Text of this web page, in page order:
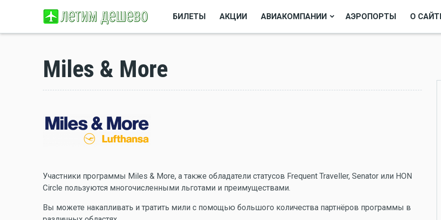
БИЛЕТЫ АКЦИИ АВИАКОМПАНИИ АЭРОПОРТЫ О
Miles & More
Участники программы Miles & More, а также обладатели статусов Frequent Traveller, Senator или HON
Circle пользуются многочисленными льготами и преимуществами.
Вы можете накапливать и тратить мили с помощью большого количества партнёров программы в